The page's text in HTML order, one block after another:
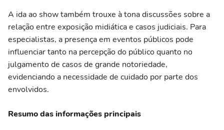
A ida ao show também trouxe à tona discussões sobre a
relação entre exposição midiática e casos judiciais. Para
especialistas, a presença em eventos públicos pode
influenciar tanto na percepção do público quanto no
julgamento de casos de grande notoriedade,
evidenciando a necessidade de cuidado por parte dos
envolvidos.
Resumo das informações principais